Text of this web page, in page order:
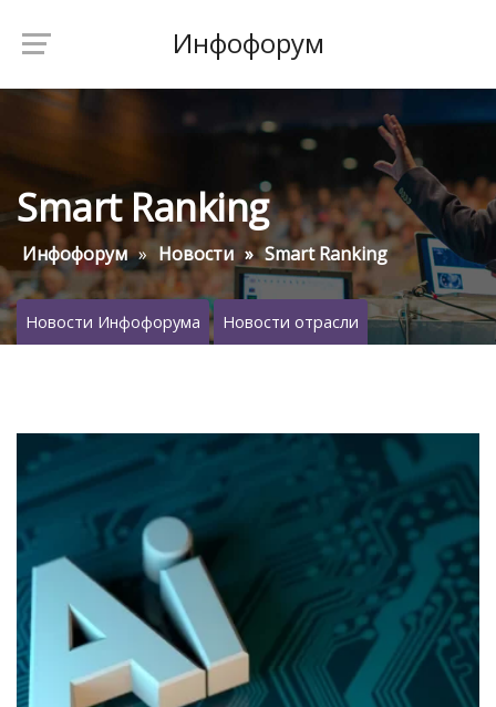
Инфофорум
Smart Ranking
Инфофорум Новости Smart Ranking
Новости Инфофорума Новости отрасли